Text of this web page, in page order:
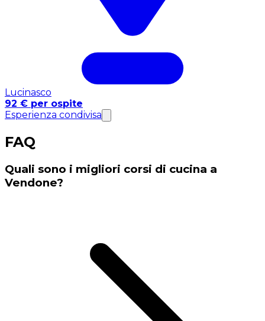
Lucinasco
92 € per ospite
Esperienza condivisa
FAQ
Quali sono i migliori corsi di cucina a
Vendone?